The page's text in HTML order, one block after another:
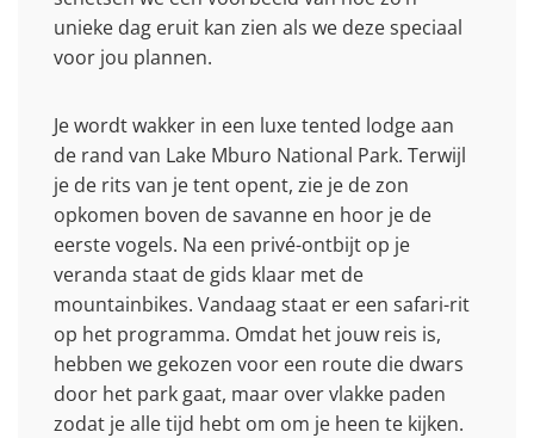
unieke dag eruit kan zien als we deze speciaal
voor jou plannen.
Je wordt wakker in een luxe tented lodge aan
de rand van Lake Mburo National Park. Terwijl
je de rits van je tent opent, zie je de zon
opkomen boven de savanne en hoor je de
eerste vogels. Na een privé-ontbijt op je
veranda staat de gids klaar met de
mountainbikes. Vandaag staat er een safari-rit
op het programma. Omdat het jouw reis is,
hebben we gekozen voor een route die dwars
door het park gaat, maar over vlakke paden
zodat je alle tijd hebt om om je heen te kijken.